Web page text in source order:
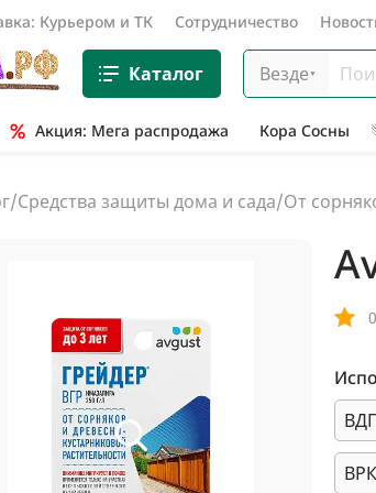
Курьером и ТК Сотрудничество
Каталог Везде
Акция: Мега распродажа Кора Сосны
/Средства защиты дома и сада/От